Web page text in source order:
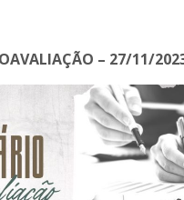
– 27/11/